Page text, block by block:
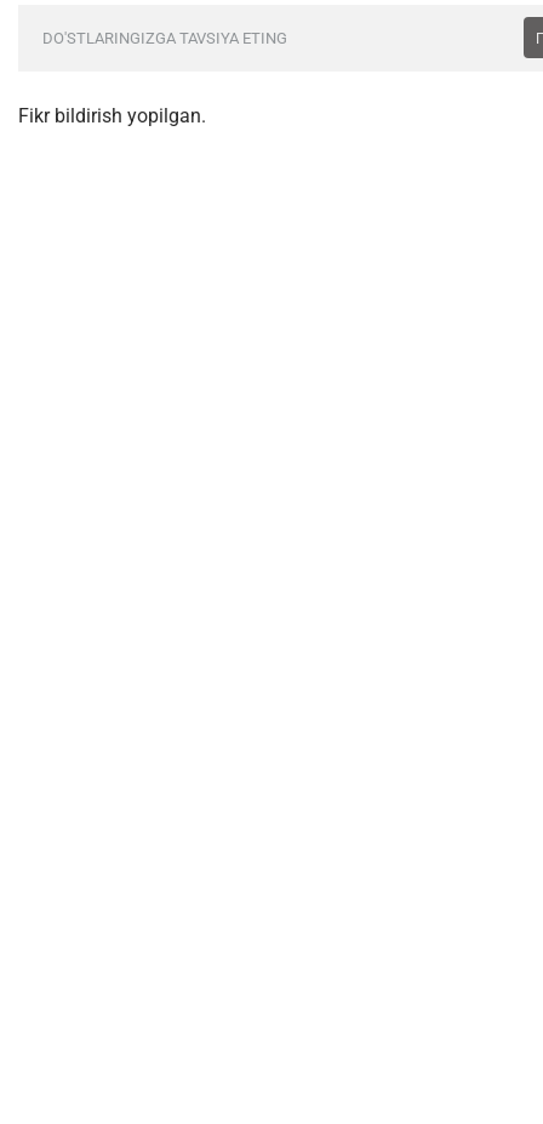
DO'STLARINGIZGA TAVSIYA ETING
Fikr bildirish yopilgan.